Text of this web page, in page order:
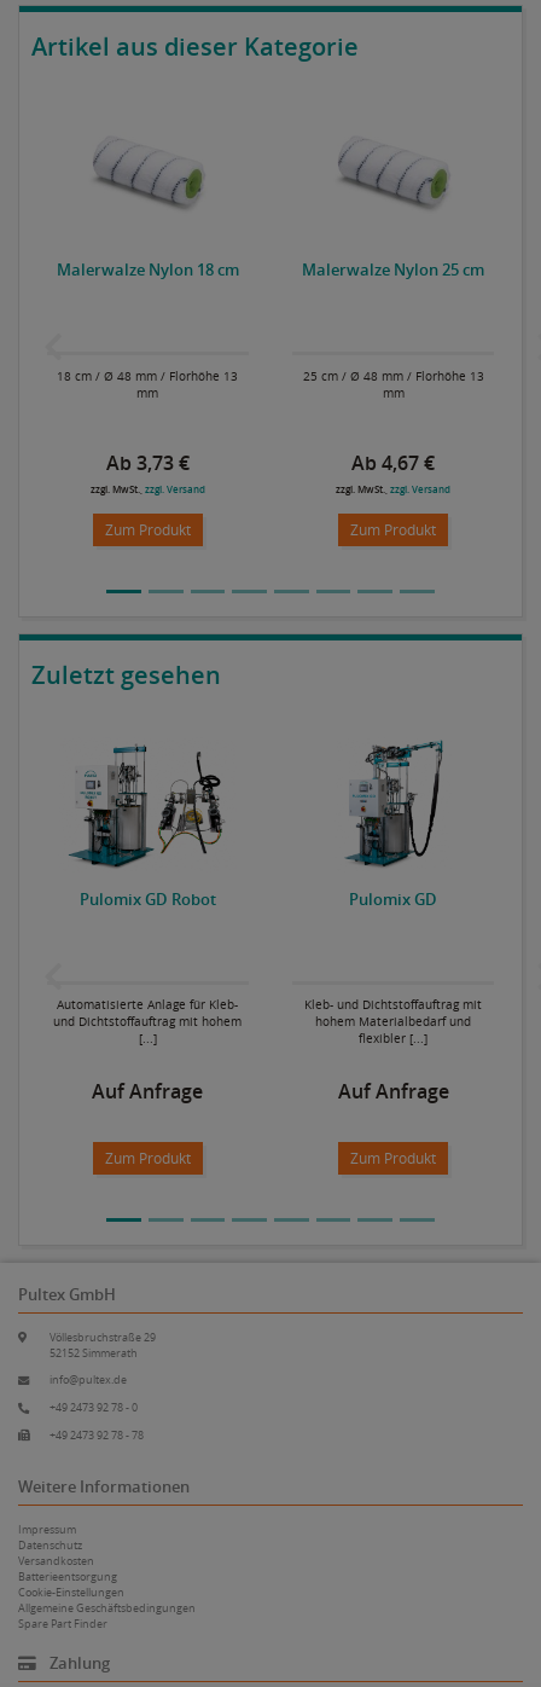
Artikel aus dieser Kategorie
Malerwalze Nylon 18 cm
18 cm / Ø 48 mm / Florhöhe 13
mm
Ab 3,73 €
zzgl. MwSt., zzgl. Versand
Zum Produkt
Malerwalze Nylon 25 cm
25 cm / Ø 48 mm / Florhöhe 13
mm
Ab 4,67 €
zzgl. MwSt.,zzgl. Versand
Zum Produkt
Zuletzt gesehen
Pulomix GD Robot
Automatisierte Anlage für Kleb-
und Dichtstoffauftrag mit hohem
[...]
Auf Anfrage
Zum Produkt
Pulomix GD
Kleb- und Dichtstoffauftrag mit
hohem Materialbedarf und
flexibler [...]
Auf Anfrage
Zum Produkt
Pultex GmbH
Völlesbruchstraße 29
52152 Simmerath
info@pultex.de
+49 2473 92 78 - 0
+49 2473 92 78 - 78
Weitere Informationen
Impressum
Datenschutz
Versandkosten
Batterieentsorgung
Cookie-Einstellungen
Allgemeine Geschäftsbedingungen
Spare Part Finder
Zahlung